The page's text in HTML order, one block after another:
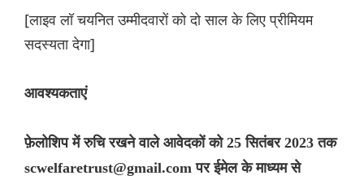
[लाइव लॉ चयनित उम्मीदवारों को दो साल के लिए प्रीमियम
सदस्यता देगा]
आवश्यकताएं
फ़ेलोशिप में रुचि रखने वाले आवेदकों को 25 सितंबर 2023 तक
scwelfaretrust@gmail.com पर ईमेल के माध्यम से